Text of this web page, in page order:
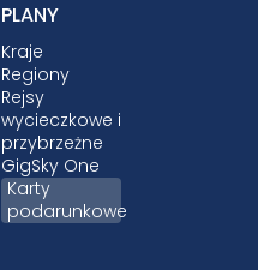
PLANY
Kraje
Regiony
Rejsy
wycieczkowe i
przybrzeżne
GigSky One
Karty
podarunkowe